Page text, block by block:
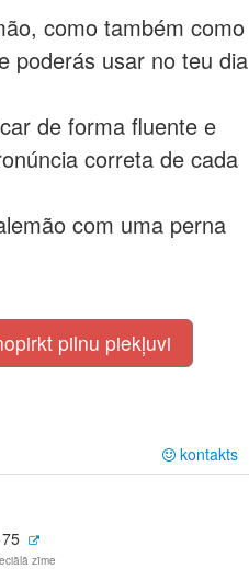
como também como
poderás usar no teu dia
de forma fluente e
correta de cada
com uma perna
pilnu piekļuvi
kontakts
zīme